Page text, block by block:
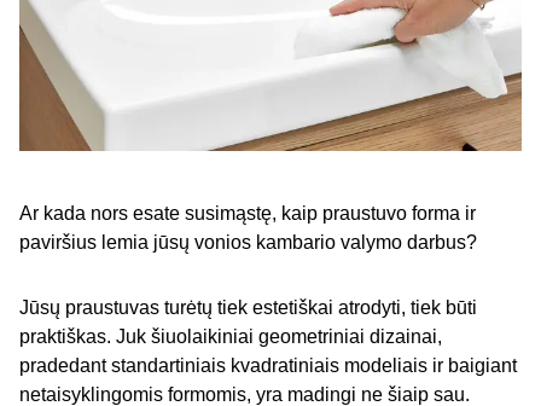
Ar kada nors esate susimąstę, kaip praustuvo forma ir
paviršius lemia jūsų vonios kambario valymo darbus?
Jūsų praustuvas turėtų tiek estetiškai atrodyti, tiek būti
praktiškas. Juk šiuolaikiniai geometriniai dizainai,
pradedant standartiniais kvadratiniais modeliais ir baigiant
netaisyklingomis formomis, yra madingi ne šiaip sau.